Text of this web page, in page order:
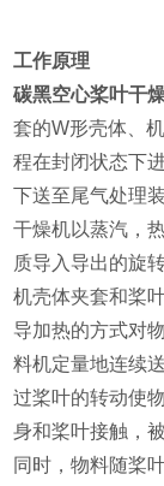
工作原理
碳黑空心桨叶干
套的W形壳体、
程在封闭状态下
下送至尾气处理
干燥机以蒸汽，
质导入导出的旋
机壳体夹套和桨
导加热的方式对
料机定量地连续
过桨叶的转动使
身和桨叶接触，
同时，物料随桨